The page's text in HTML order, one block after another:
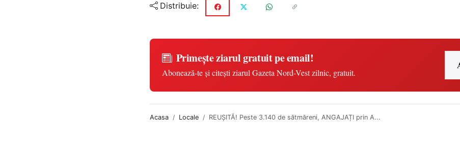
Distribuie:
Primește ziarul gratuit pe email!
Abonează-te și citești ziarul Gazeta Nord-Vest zilnic, gratuit.
Acasa Locale REUȘITĂ! Peste 3.140 de sătmăreni, ANGAJAȚI prin A...